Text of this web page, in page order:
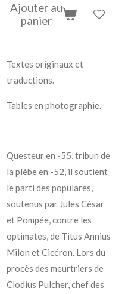
Ajouter au
panier
Textes originaux et
traductions.
Tables en photographie.
Questeur en -55, tribun de
la plèbe en -52, il soutient
le parti des populares,
soutenus par Jules César
et Pompée, contre les
optimates, de Titus Annius
Milon et Cicéron. Lors du
procès des meurtriers de
Clodius Pulcher, chef des